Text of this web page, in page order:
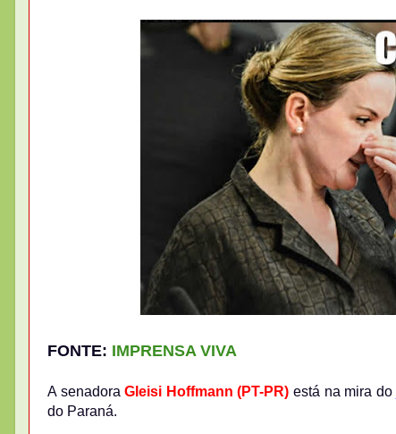
FONTE: IMPRENSA VIVA
A senadoraGleisi Hoffmann (PT-PR) está na mira do
do Paraná.